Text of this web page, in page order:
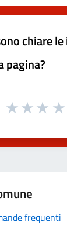
chiare
pagina?
frequenti